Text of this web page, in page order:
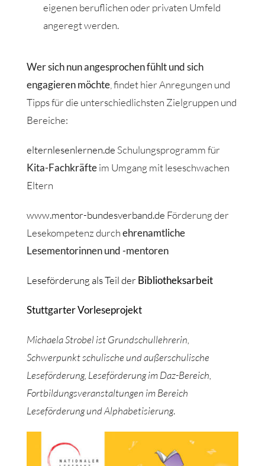
eigenen beruflichen oder privaten Umfeld
angeregt werden.
Wer sich nun angesprochen fühlt und sich
engagieren möchte, findet hier Anregungen und
Tipps für die unterschiedlichsten Zielgruppen und
Bereiche:
elternlesenlernen.de Schulungsprogramm für
Kita-Fachkräfteim Umgang mit leseschwachen
Eltern
www.mentor-bundesverband.de Förderung der
Lesekompetenz durchehrenamtliche
Lesementorinnen und -mentoren
Leseförderung als Teil derBibliotheksarbeit
Stuttgarter Vorleseprojekt
Michaela Strobel ist Grundschullehrerin,
Schwerpunkt schulische und außerschulische
Leseförderung, Leseförderung im Daz-Bereich,
Fortbildungsveranstaltungen im Bereich
Leseförderung und Alphabetisierung.